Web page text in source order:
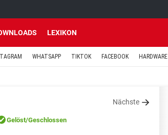
LEXIKON
WHATSAPP TIKTOK FACEBOOK HARDWARE
Nächste
Gelöst/Geschlossen